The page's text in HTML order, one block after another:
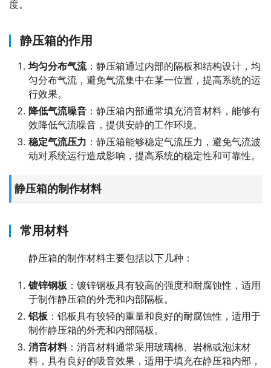
度。
静压箱的作用
均匀分布气流：静压箱通过内部的隔板和结构设计，均
匀分布气流，避免气流集中在某一位置，提高系统的运
行效果。
降低气流噪音 ：静压箱内部通常填充消音材料，能够有
效降低气流噪音，提供安静的工作环境。
稳定气流压力 ：静压箱能够稳定气流压力，避免气流波
动对系统运行造成影响，提高系统的稳定性和可靠性。
静压箱的制作材料
常用材料
静压箱的制作材料主要包括以下几种：
镀锌钢板 ：镀锌钢板具有较高的强度和耐腐蚀性，适用
于制作静压箱的外壳和内部隔板。
铝板 ：铝板具有较轻的重量和良好的耐腐蚀性，适用于
制作静压箱的外壳和内部隔板。
消音材料：消音材料通常采用玻璃棉、岩棉或泡沫材
料，具有良好的吸音效果，适用于填充在静压箱内部，